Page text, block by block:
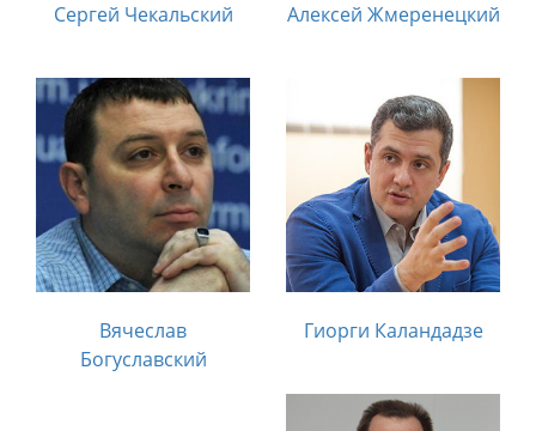
Сергей Чекальский Алексей Жмеренецкий
Вячеслав
Богуславский
Гиорги Каландадзе